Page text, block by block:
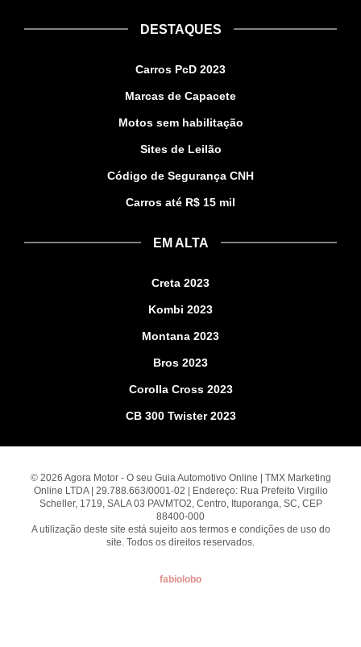
DESTAQUES
Carros PcD 2023
Marcas de Capacete
Motos sem habilitação
Sites de Leilão
Código de Segurança CNH
Carros até R$ 15 mil
EM ALTA
Creta 2023
Kombi 2023
Montana 2023
Bros 2023
Corolla Cross 2023
CB 300 Twister 2023
© 2026 Agora Motor - O seu Guia Automotivo Online | TMX Marketing
Online LTDA | 29.788.663/0001-02 | Endereço: Rua Prefeito Virgilio
Scheller, 1719, SALA 03 PAVMTO2, Centro, Ituporanga, SC, CEP
88400-000
A utilização deste site está sujeito aos termos e condições de uso do
site. Todos os direitos reservados.
fabiolobo